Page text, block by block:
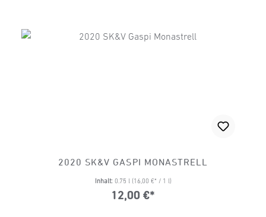
2020 SK&V GASPI MONASTRELL
Inhalt: 0.75 l (16,00 €* / 1 l)
12,00 €*